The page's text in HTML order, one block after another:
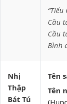
Cầu
Cầu
Bình
Nhị
Thập
Bát Tú
Tên
Tên